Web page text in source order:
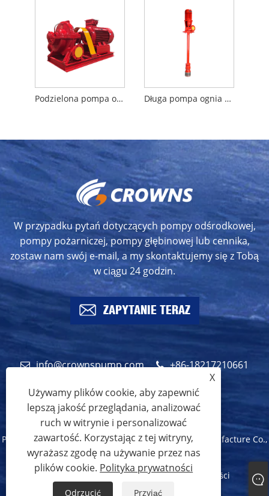
Podzielona pompa obudowy Długa pompa ognia wału
W przypadku pytań dotyczących pompy odśrodkowej,
pompy pożarniczej, pompy głębinowej lub cennika,
zostaw nam swój e-mail, a my skontaktujemy się z Tobą
w ciągu 24 godzin.
ZAPYTANIE TERAZ
+86-18217210661
info@crownspump.com
+86-18217210661
Prawa autorskie © 2024 Shanghai Crowns Pump Manufacture Co.,
Ltd. Wszelkie prawa zastrzeżone.
Links
Sitemap RSS XML Polityka prywatności
X
Używamy plików cookie, aby zapewnić
lepszą jakość przeglądania, analizować
ruch w witrynie i personalizować
zawartość. Korzystając z tej witryny,
wyrażasz zgodę na używanie przez nas
plików cookie. Polityka prywatności
Odrzucić Przyjąć